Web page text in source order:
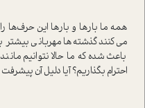
همه ما بارها و بارها اين حرف‌ها
مي‌كنند گذشته‌ها مهرباني بيشتر
باعث شده كه ما حالا‌ نتوانيم
احترام بگذاريم؟ آيا دليل آن